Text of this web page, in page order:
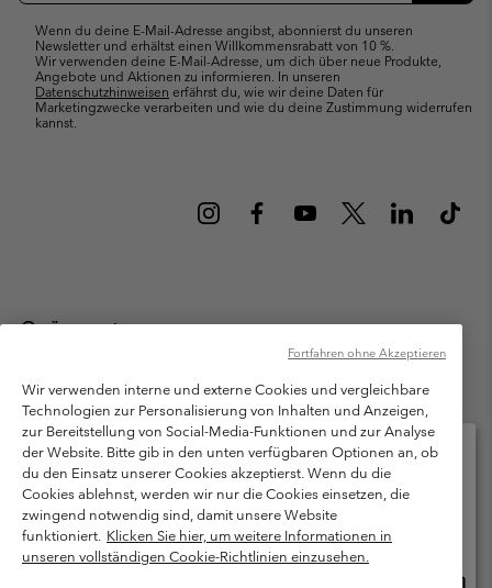
Wenn du deine E-Mail-Adresse angibst, abonnierst du unseren
Newsletter und erhältst einen Willkommensrabatt von 10 %.
Wir verwenden deine E-Mail-Adresse, um dich über neue Produkte,
Angebote und Aktionen zu informieren. In unseren
Datenschutzhinweisen erfährst du, wie wir deine Daten für
Marketingzwecke verarbeiten und wie du deine Zustimmung widerrufen
kannst.
Österreich
Columbia Sportswear Austria GmbH. Moosfeldstraße 1, 5101
Bergheim, Salzburg Österreich. Alle Rechte vorbehalten.
Nutzungsbedingungen
Allgemeine Verkaufsbedingungen
Garantie
Datenschutzerklärung
Bestimmungen und Bedingungen des Mitglieder Programms
Nutzungsbedingungen Für Nutzergenerierte Inhalte
Cookies
Wir verwenden interne und externe Cookies und vergleichbare
Technologien zur Personalisierung von Inhalten und Anzeigen,
zur Bereitstellung von Social-Media-Funktionen und zur Analyse
der Website. Bitte gib in den unten verfügbaren Optionen an, ob
du den Einsatz unserer Cookies akzeptierst. Wenn du die
Cookies ablehnst, werden wir nur die Cookies einsetzen, die
zwingend notwendig sind, damit unsere Website
funktioniert. Klicken Sie hier, um weitere Informationen in
unseren vollständigen Cookie-Richtlinien einzusehen.
Fortfahren ohne Akzeptieren
Bitte wählen Sie Ihr Lieferland und Ihre Sprache
Online-Einkauf verfügbar